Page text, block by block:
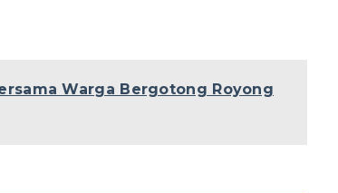
Warga Bergotong Royong